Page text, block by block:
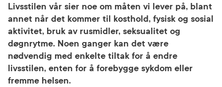
Livsstilen vår sier noe om måten vi lever på, blant
annet når det kommer til kosthold, fysisk og sosial
aktivitet, bruk av rusmidler, seksualitet og
døgnrytme. Noen ganger kan det være
nødvendig med enkelte tiltak for å endre
livsstilen, enten for å forebygge sykdom eller
fremme helsen.
cerave
paracet
magnesium
cosmica